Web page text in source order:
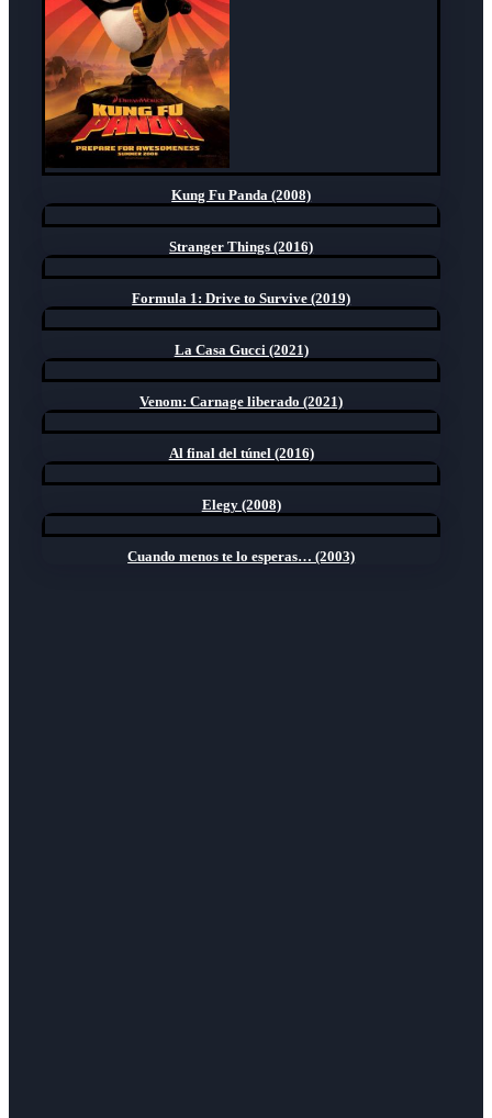
Kung Fu Panda (2008)
Stranger Things (2016)
Formula 1: Drive to Survive (2019)
La Casa Gucci (2021)
Venom: Carnage liberado (2021)
Al final del túnel (2016)
Elegy (2008)
Cuando menos te lo esperas… (2003)